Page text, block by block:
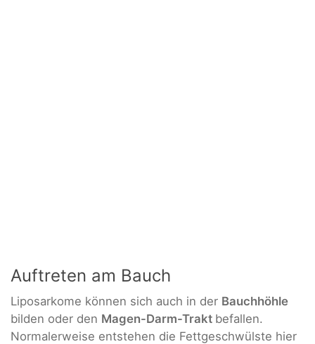
Auftreten am Bauch
Liposarkome können sich auch in der Bauchhöhle
bilden oder den Magen-Darm-Trakt befallen.
Normalerweise entstehen die Fettgeschwülste hier